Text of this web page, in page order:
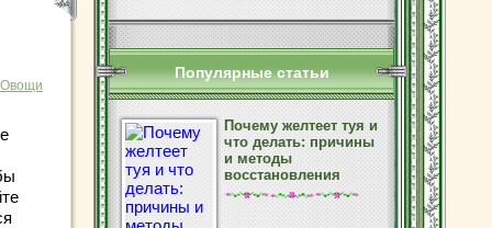
Овощи
Популярные статьи
Почему желтеет туя и
что делать: причины
и методы
восстановления